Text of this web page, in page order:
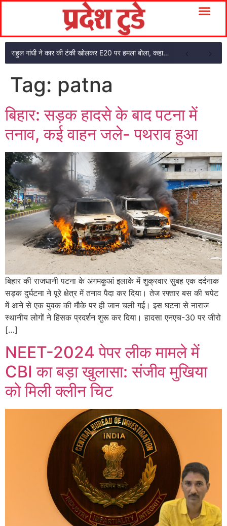
राहुल गांधी ने कार की टंकी खोलकर E20 पर हमला बोला, कहा- पूरी दाल ही काली है
Tag: patna
बिहार: सड़क हादसे के बाद पटना में
तनाव, कई वाहन जले- पथराव हुआ
बिहार की राजधानी पटना के अगमकुआं इलाके में शुक्रवार सुबह एक दर्दनाक
सड़क दुर्घटना ने पूरे क्षेत्र में तनाव पैदा कर दिया। तेज रफ्तार बस की चपेट
में आने से एक युवक की मौके पर ही जान चली गई। इस घटना से नाराज
स्थानीय लोगों ने हिंसक प्रदर्शन शुरू कर दिया। हादसा एनएच-30 पर जीरो
[…]
NEET-2024 पेपर लीक मामले में
CBI का बड़ा खुलासा: संजीव मुखिया
को मिली क्लीन चिट